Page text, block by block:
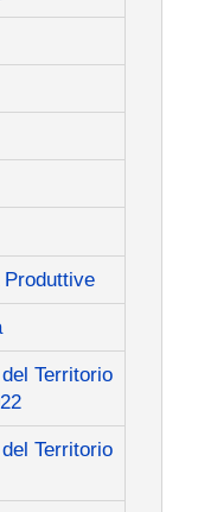
Territorio
Territorio